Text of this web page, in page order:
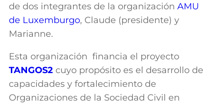
de dos integrantes de la organización AMU
de Luxemburgo, Claude (presidente) y
Marianne.
Esta organización financia el proyecto
TANGOS2 cuyo propósito es el desarrollo de
capacidades y fortalecimiento de
Organizaciones de la Sociedad Civil en